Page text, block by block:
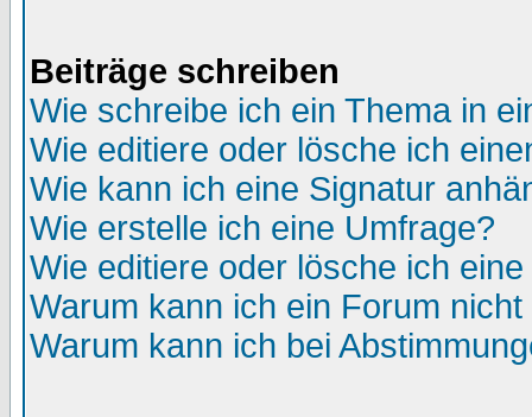
Beiträge schreiben
Wie schreibe ich ein Thema in
Wie editiere oder lösche ich
Wie kann ich eine Signatur
Wie erstelle ich eine Umfrage?
Wie editiere oder lösche ich
Warum kann ich ein Forum
Warum kann ich bei